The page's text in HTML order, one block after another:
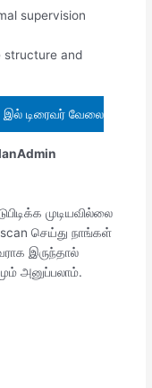
supervision
structure and
இல் டிரைவர் வேலை
முடியவில்லை
செய்து நாங்கள்
இருந்தால்
அனுப்பலாம்.